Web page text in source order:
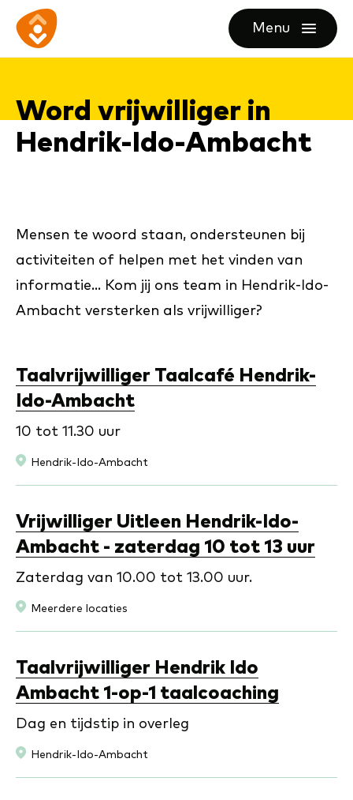
direct
content
direct
footer
Ga
naar
homepagina
Menu
openen
Word vrij­wil­li­ger in
Hen­drik-Ido-Am­bacht
Mensen te woord staan, ondersteunen bij
activiteiten of helpen met het vinden van
informatie... Kom jij ons team in Hendrik-Ido-
Ambacht versterken als vrijwilliger?
Taalvrijwilliger Taalcafé Hendrik-
Ido-Ambacht
10 tot 11.30 uur
Locatie:
Hendrik-Ido-Ambacht
Vrijwilliger Uitleen Hendrik-Ido-
Ambacht - zaterdag 10 tot 13 uur
Zaterdag van 10.00 tot 13.00 uur.
Locatie:
Meerdere locaties
Taalvrijwilliger Hendrik Ido
Ambacht 1-op-1 taalcoaching
Dag en tijdstip in overleg
Locatie:
Hendrik-Ido-Ambacht